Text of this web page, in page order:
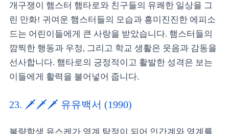
개구쟁이 햄스터 햄타로와 친구들의 유쾌한 일상을 그
린 만화! 귀여운 햄스터들의 모습과 흥미진진한 에피소
드는 어린이들에게 큰 사랑을 받았습니다. 햄스터들의
깜찍한 행동과 우정, 그리고 학교 생활은 웃음과 감동을
선사합니다. 햄타로의 긍정적이고 활발한 성격은 보는
이들에게 활력을 불어넣어 줍니다.
23. 🗡️🗡️🗡️ 유유백서 (1990)
불량학생 유스케가 영계 탐정이 되어 인간계와 영계를